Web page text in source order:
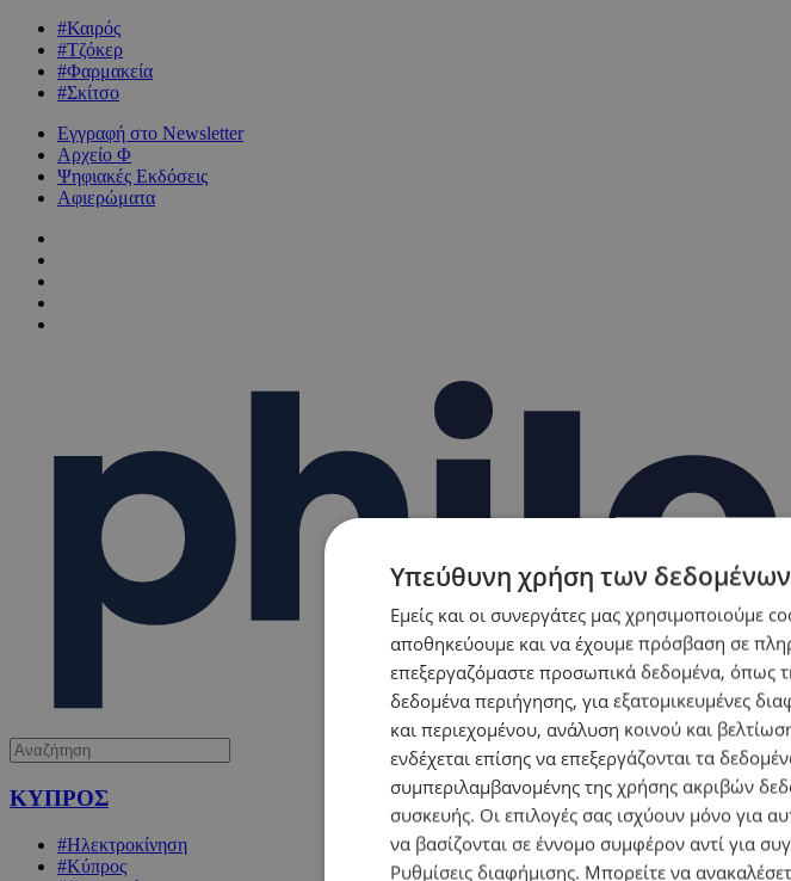
#Καιρός
#Τζόκερ
#Φαρμακεία
#Σκίτσο
Εγγραφή στο Newsletter
Αρχείο Φ
Ψηφιακές Εκδόσεις
Αφιερώματα
ΚΥΠΡΟΣ
#Ηλεκτροκίνηση
#Κύπρος
Υπεύθυνη χρήση των
Εμείς και οι συνεργάτες μας χρησιμοποιούμε
αποθηκεύουμε και να έχουμε πρόσβαση σε
επεξεργαζόμαστε προσωπικά δεδομένα, όπως
δεδομένα περιήγησης, για εξατομικευμένες
και περιεχομένου, ανάλυση κοινού και
ενδέχεται επίσης να επεξεργάζονται τα
συμπεριλαμβανομένης της χρήσης ακριβών
συσκευής. Οι επιλογές σας ισχύουν μόνο για
να βασίζονται σε έννομο συμφέρον αντί για
Ρυθμίσεις διαφήμισης. Μπορείτε να